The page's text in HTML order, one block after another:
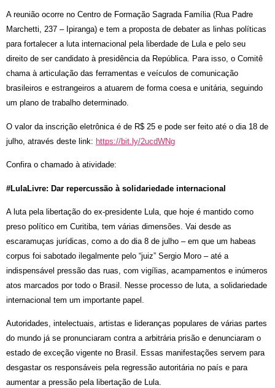
A reunião ocorre no Centro de Formação Sagrada Família (Rua Padre
Marchetti, 237 – Ipiranga) e tem a proposta de debater as linhas políticas
para fortalecer a luta internacional pela liberdade de Lula e pelo seu
direito de ser candidato à presidência da República. Para isso, o Comitê
chama à articulação das ferramentas e veículos de comunicação
brasileiros e estrangeiros a atuarem de forma coesa e unitária, seguindo
um plano de trabalho determinado.
O valor da inscrição eletrônica é de R$ 25 e pode ser feito até o dia 18 de
julho, através deste link: https://bit.ly/2ucdWNg
Confira o chamado à atividade:
#LulaLivre: Dar repercussão à solidariedade internacional
A luta pela libertação do ex-presidente Lula, que hoje é mantido como
preso político em Curitiba, tem várias dimensões. Vai desde as
escaramuças jurídicas, como a do dia 8 de julho – em que um habeas
corpus foi sabotado ilegalmente pelo “juiz” Sergio Moro – até a
indispensável pressão das ruas, com vigílias, acampamentos e inúmeros
atos marcados por todo o Brasil. Nesse processo de luta, a solidariedade
internacional tem um importante papel.
Autoridades, intelectuais, artistas e lideranças populares de várias partes
do mundo já se pronunciaram contra a arbitrária prisão e denunciaram o
estado de exceção vigente no Brasil. Essas manifestações servem para
desgastar os responsáveis pela regressão autoritária no país e para
aumentar a pressão pela libertação de Lula.